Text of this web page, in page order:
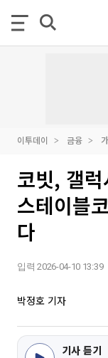
이투데이 금융
코빗, 갤
스테이블
다
입력 2026-04-10 13:39
박정호 기자
기사 듣기